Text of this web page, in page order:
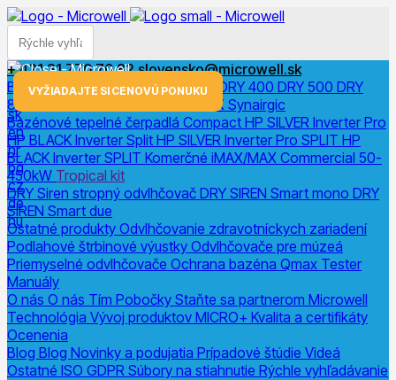
+ 421 31 770 70 82 slovensko@microwell.sk
menu
sk
en
hr
bg
cz
de
hu
Bazénové odvlhčovače DRY 300 DRY 400 DRY 500 DRY
800
DRY X Synairgic
Bazénové tepelné čerpadlá Compact HP SILVER Inverter Pro
HP BLACK Inverter Split HP SILVER Inverter Pro SPLIT HP
BLACK Inverter SPLIT Komerčné iMAX/MAX Commercial 50-
450kW Tropical kit
DRY Siren stropný odvlhčovač DRY SIREN Smart mono DRY
SIREN Smart due
Ostatné produkty Odvlhčovanie zdravotníckych zariadení
Podlahové štrbinové výustky Odvlhčovače pre múzeá
Priemyselné odvlhčovače Ochrana bazéna Qmax Tester
Manuály
O nás O nás Tím Pobočky Staňte sa partnerom Microwell
Technológia Vývoj produktov MICRO+ Kvalita a certifikáty
Ocenenia
Blog Blog Novinky a podujatia Prípadové štúdie Videá
Ostatné ISO GDPR Súbory na stiahnutie Rýchle vyhľadávanie
VYŽIADAJTE SI CENOVÚ PONUKU